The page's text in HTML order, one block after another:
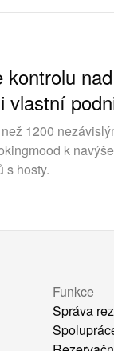
kontrolu
vlastní
1200
k
s hosty.
Funkce
Správa